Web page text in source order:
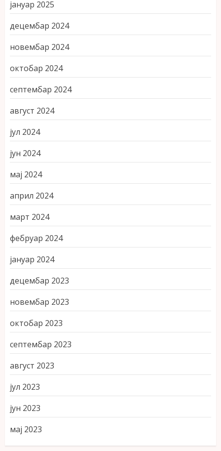
јануар 2025
децембар 2024
новембар 2024
октобар 2024
септембар 2024
август 2024
јул 2024
јун 2024
мај 2024
април 2024
март 2024
фебруар 2024
јануар 2024
децембар 2023
новембар 2023
октобар 2023
септембар 2023
август 2023
јул 2023
јун 2023
мај 2023